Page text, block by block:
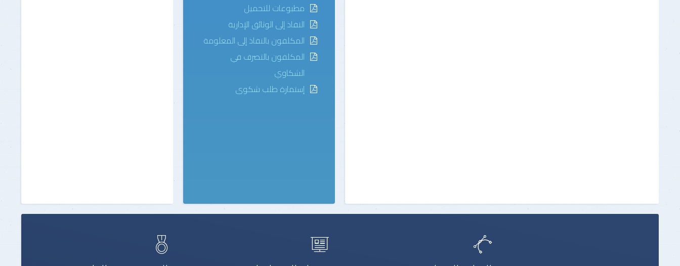
مطبوعات للتحميل
النفاذ إلى الوثائق الإدارية
المكلفون بالنفاذ إلى المعلومة
المكلفون بالتصرف في
الشكاوي
إستمارة طلب شكوى